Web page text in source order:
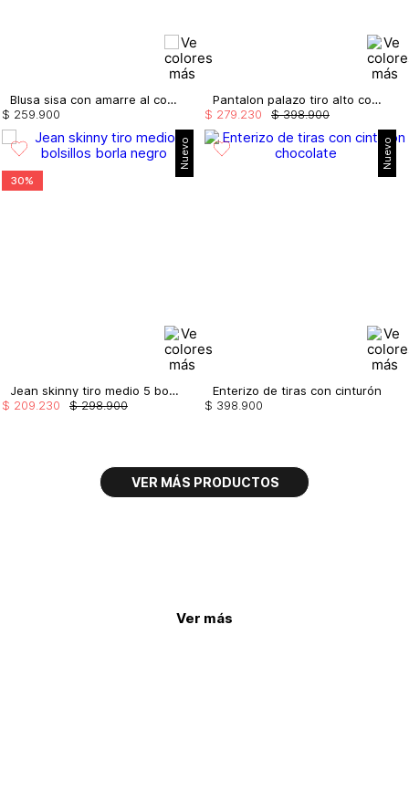
Blusa sisa con amarre al costado
$ 259 900
Pantalon palazo tiro alto con tira doble
$ 398.900
$ 279 230
Nuevo
30%
Jean skinny tiro medio 5 bolsillos borla
$ 298.900
$ 209 230
Nuevo
Enterizo de tiras con cinturón
$ 398 900
Ver más